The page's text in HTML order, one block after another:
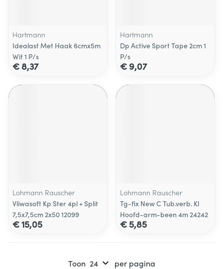
Hartmann
Idealast Met Haak 6cmx5m
Wit 1 P/s
€ 8,37
Hartmann
Dp Active Sport Tape 2cm 1
P/s
€ 9,07
Lohmann Rauscher
Vliwasoft Kp Ster 4pl + Split
7,5x7,5cm 2x50 12099
€ 15,05
Lohmann Rauscher
Tg-fix New C Tub.verb. Kl
Hoofd-arm-been 4m 24242
€ 5,85
Toon per pagina